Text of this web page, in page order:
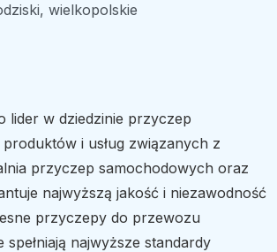
wielkopolskie
lider w dziedzinie przyczep
i usług związanych z
przyczep samochodowych oraz
najwyższą jakość i niezawodność
przyczepy do przewozu
najwyższe standardy